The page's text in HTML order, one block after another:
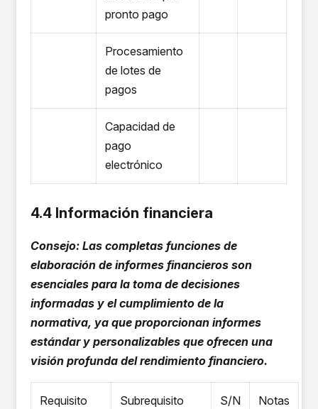
pronto pago
Procesamiento
de lotes de
pagos
Capacidad de
pago
electrónico
4.4 Información financiera
Consejo: Las completas funciones de
elaboración de informes financieros son
esenciales para la toma de decisiones
informadas y el cumplimiento de la
normativa, ya que proporcionan informes
estándar y personalizables que ofrecen una
visión profunda del rendimiento financiero.
Requisito Subrequisito S/N Notas